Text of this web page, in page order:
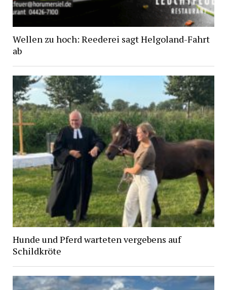
Wellen zu hoch: Reederei sagt Helgoland-Fahrt
ab
Hunde und Pferd warteten vergebens auf
Schildkröte